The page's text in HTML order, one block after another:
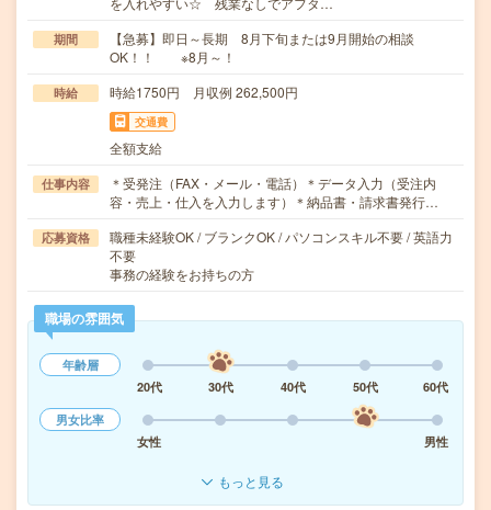
期間
【急募】即日～長期 8月下旬または9月開始の相談
OK！！ ※8月～！
時給 時給1750円 月収例 262,500円
交通費
全額支給
仕事内容
＊受発注（FAX・メール・電話）＊データ入力（受注内
容・売上・仕入を入力します）＊納品書・請求書発行…
応募資格
職種未経験OK / ブランクOK / パソコンスキル不要 / 英語力
不要
事務の経験をお持ちの方
職場の雰囲気
年齢層
20代
30代 40代 50代
60代
男女比率
女性
男性
もっと見る